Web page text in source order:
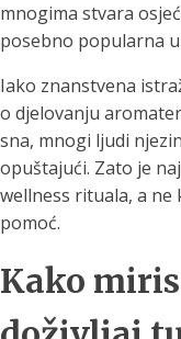
mnogima stvara
posebno popularna
Iako znanstvena
o djelovanju
sna, mnogi ljudi
opuštajući. Zato je
wellness rituala, a ne
pomoć.
Kako